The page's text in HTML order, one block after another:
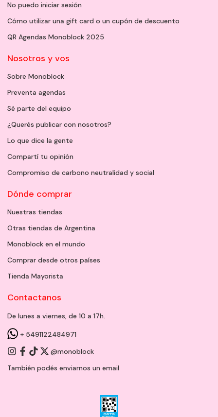
No puedo iniciar sesión
Cómo utilizar una gift card o un cupón de descuento
QR Agendas Monoblock 2025
Nosotros y vos
Sobre Monoblock
Preventa agendas
Sé parte del equipo
¿Querés publicar con nosotros?
Lo que dice la gente
Compartí tu opinión
Compromiso de carbono neutralidad y social
Dónde comprar
Nuestras tiendas
Otras tiendas de Argentina
Monoblock en el mundo
Comprar desde otros países
Tienda Mayorista
Contactanos
De lunes a viernes, de 10 a 17h.
+ 5491122484971
@monoblock
También podés enviarnos un email